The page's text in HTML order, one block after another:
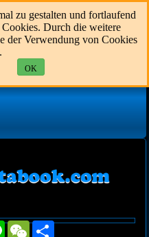
zu gestalten und fortlaufend
Durch die weitere
der Verwendung von Cookies
OK
Line WeChat